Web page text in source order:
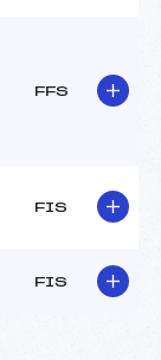
FFS
FIS
FIS